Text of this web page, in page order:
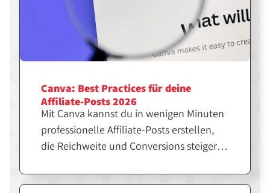
Canva: Best Practices für deine
Affiliate-Posts 2026
Mit Canva kannst du in wenigen Minuten
professionelle Affiliate-Posts erstellen,
die Reichweite und Conversions steigern.
Design, sondern die richtige Strategie